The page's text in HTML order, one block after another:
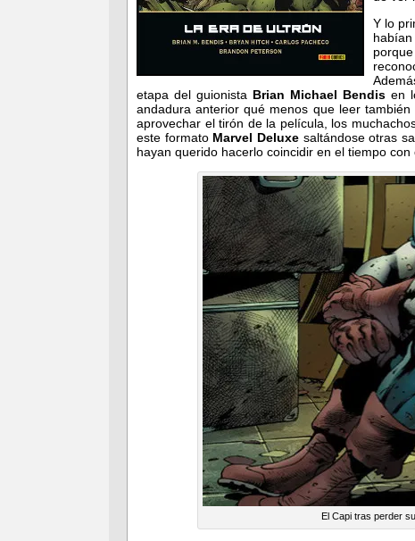
Y lo
etapa del guionista Brian Michael Bendis en
andadura anterior qué menos que leer
aprovechar el tirón de la película, los
este formato Marvel Deluxe saltándose otras
hayan querido hacerlo coincidir en el tiempo
El Capi tras perder